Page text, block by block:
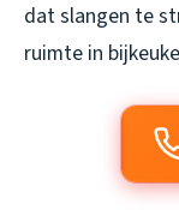
dat slangen te
ruimte in